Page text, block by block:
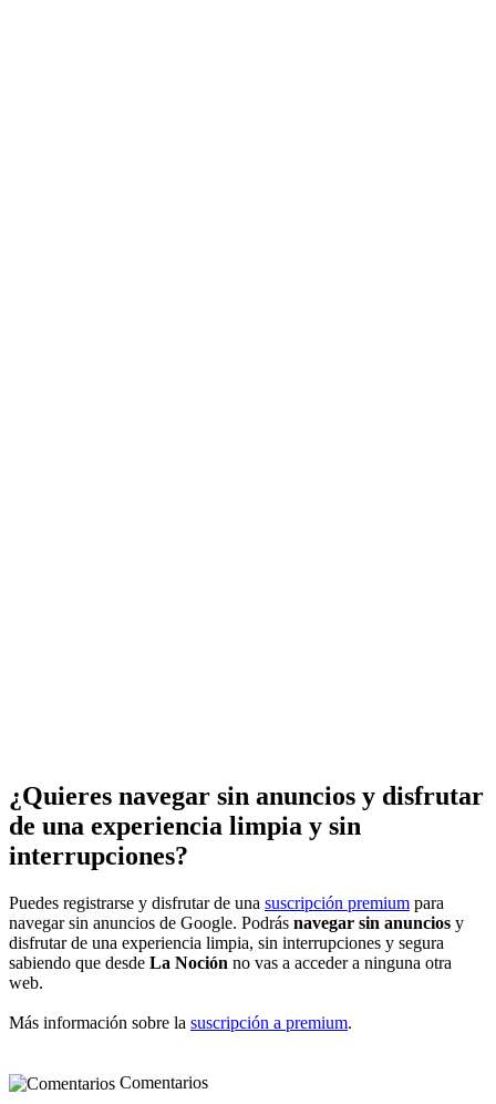
¿Quieres navegar sin anuncios y disfrutar
de una experiencia limpia y sin
interrupciones?
Puedes registrarse y disfrutar de una suscripción premium para
navegar sin anuncios de Google. Podrás navegar sin anuncios y
disfrutar de una experiencia limpia, sin interrupciones y segura
sabiendo que desde La Noción no vas a acceder a ninguna otra
web.
Más información sobre la suscripción a premium.
Comentarios